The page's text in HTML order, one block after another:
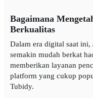
Bagaimana
Berkualitas
Dalam era digital saat ini,
semakin mudah berkat
memberikan layanan
platform yang cukup
Tubidy.